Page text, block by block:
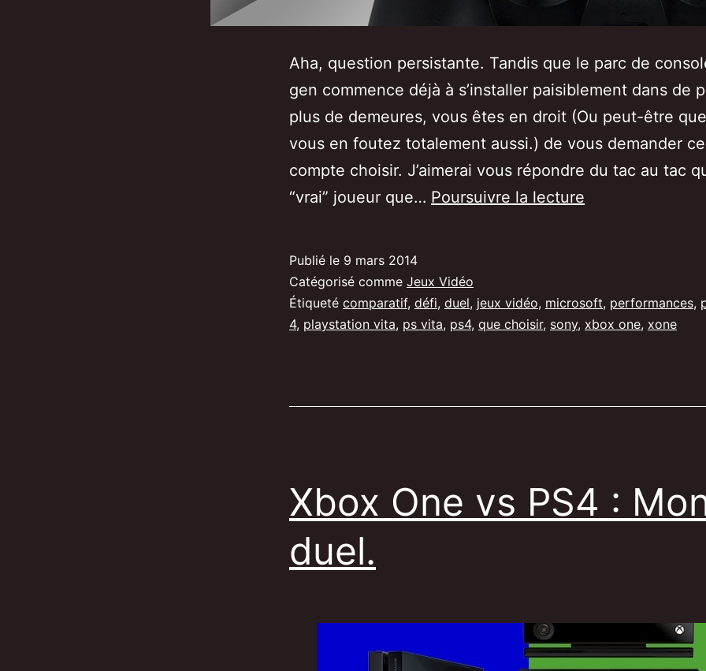
Aha, question persistante. Tandis que le parc de
gen commence déjà à s’installer paisiblement dans de
plus de demeures, vous êtes en droit (Ou peut-être
vous en foutez totalement aussi.) de vous demander
compte choisir. J’aimerai vous répondre du tac au tac
“vrai” joueur que… Poursuivre la lecture
One,
que
choisir
Publié le 9 mars 2014
Catégorisé comme Jeux Vidéo
Étiqueté comparatif, défi, duel, jeux vidéo, microsoft, performances,
4, playstation vita, ps vita, ps4, que choisir, sony, xbox one, xone
Xbox One vs PS4 :
duel.